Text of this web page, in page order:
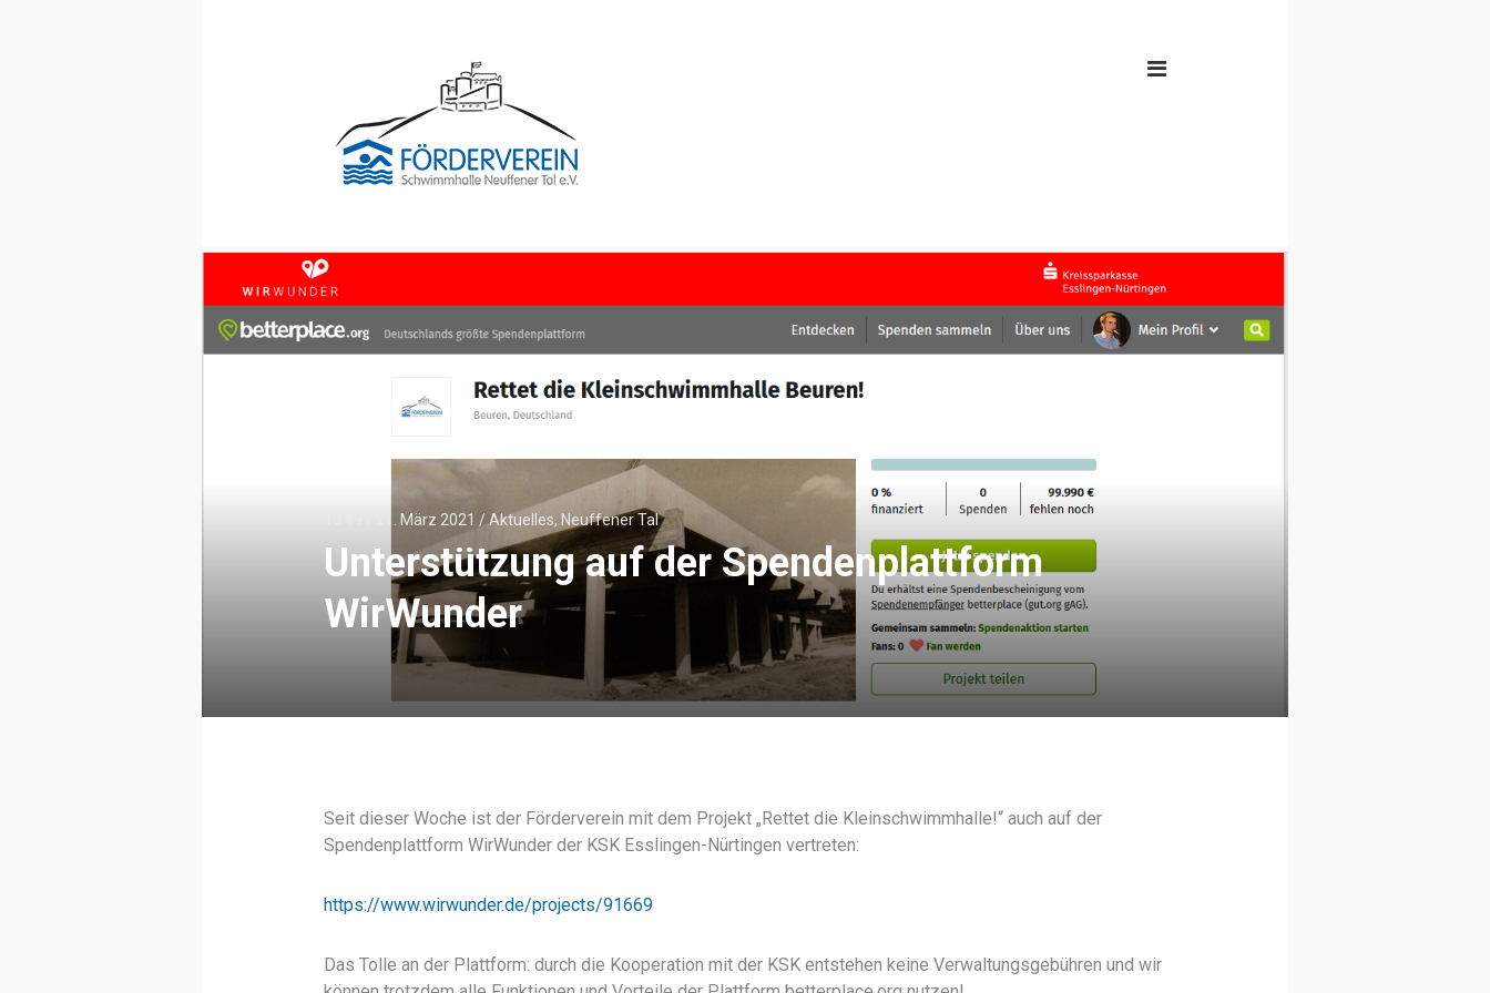
21. März 2021 /Aktuelles, Neuffener Tal
Unterstützung auf der Spendenplattform
WirWunder
Seit dieser Woche ist der Förderverein mit dem Projekt „Rettet die Kleinschwimmhalle!“ auch auf der
Spendenplattform WirWunder der KSK Esslingen-Nürtingen vertreten:
https://www.wirwunder.de/projects/91669
Das Tolle an der Plattform: durch die Kooperation mit der KSK entstehen keine Verwaltungsgebühren und wir